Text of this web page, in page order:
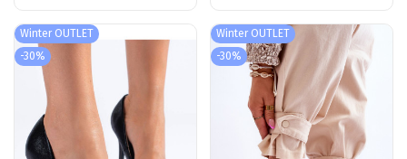
Winter OUTLET
-30%
Winter OUTLET
-30%